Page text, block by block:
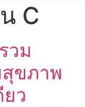
C
วม
ขภาพ
ว